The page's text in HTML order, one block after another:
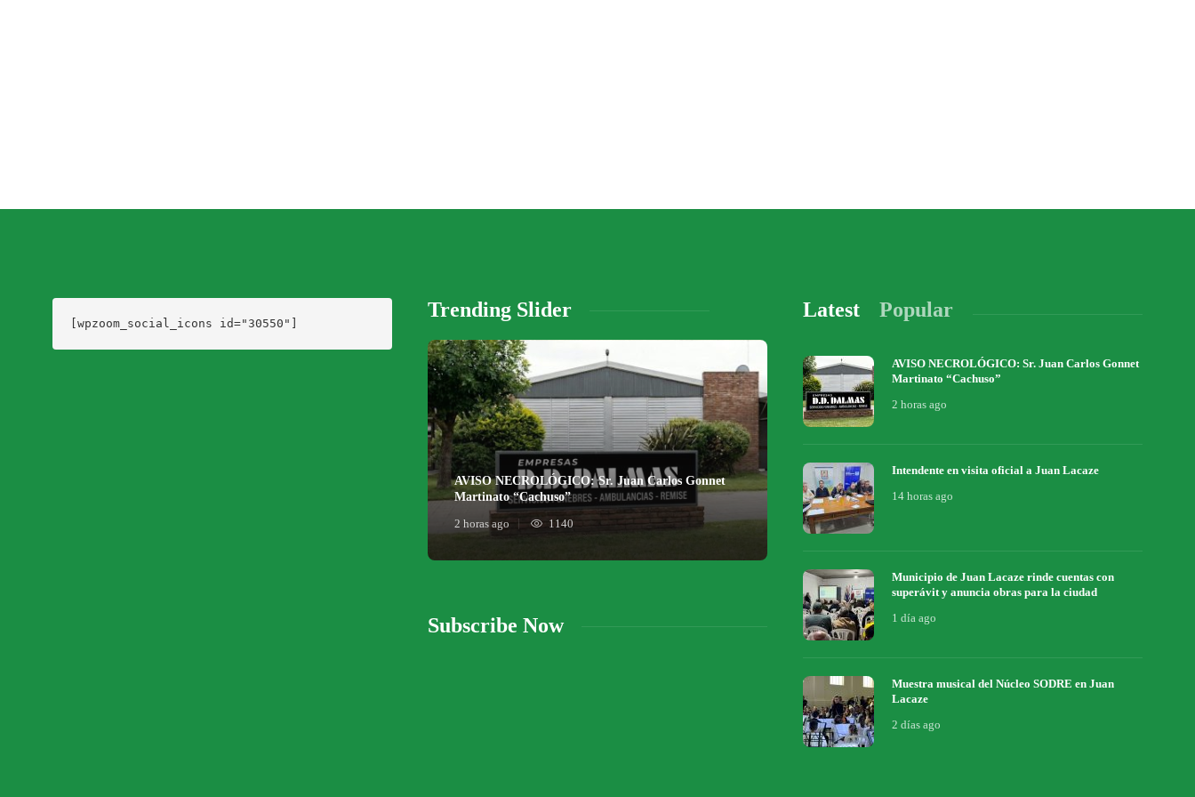
[wpzoom_social_icons id="30550"]
Trending Slider
AVISO NECROLÓGICO: Sr. Juan Carlos Gonnet
Martinato “Cachuso”
2 horas ago
1140
Subscribe Now
Latest Popular
AVISO NECROLÓGICO: Sr. Juan Carlos Gonnet
Martinato “Cachuso”
2 horas ago
Intendente en visita oficial a Juan Lacaze
14 horas ago
Municipio de Juan Lacaze rinde cuentas con
superávit y anuncia obras para la ciudad
1 día ago
Muestra musical del Núcleo SODRE en Juan
Lacaze
2 días ago